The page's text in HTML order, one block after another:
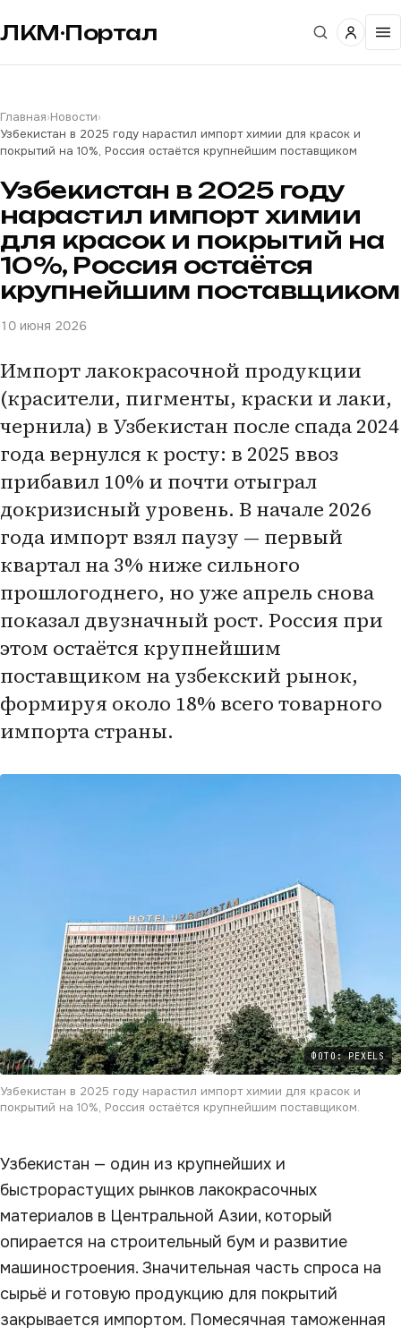
ЛКМ·Портал
Главная›Новости›
Узбекистан в 2025 году нарастил импорт химии для красок и
покрытий на 10%, Россия остаётся крупнейшим поставщиком
Узбекистан в 2025 году
нарастил импорт химии
для красок и покрытий на
10%, Россия остаётся
крупнейшим поставщиком
10 июня 2026
Импорт лакокрасочной продукции
(красители, пигменты, краски и лаки,
чернила) в Узбекистан после спада 2024
года вернулся к росту: в 2025 ввоз
прибавил 10% и почти отыграл
докризисный уровень. В начале 2026
года импорт взял паузу — первый
квартал на 3% ниже сильного
прошлогоднего, но уже апрель снова
показал двузначный рост. Россия при
этом остаётся крупнейшим
поставщиком на узбекский рынок,
формируя около 18% всего товарного
импорта страны.
ФОТО: PEXELS
Узбекистан в 2025 году нарастил импорт химии для красок и
покрытий на 10%, Россия остаётся крупнейшим поставщиком.
Узбекистан — один из крупнейших и
быстрорастущих рынков лакокрасочных
материалов в Центральной Азии, который
опирается на строительный бум и развитие
машиностроения. Значительная часть спроса на
сырьё и готовую продукцию для покрытий
закрывается импортом. Помесячная таможенная